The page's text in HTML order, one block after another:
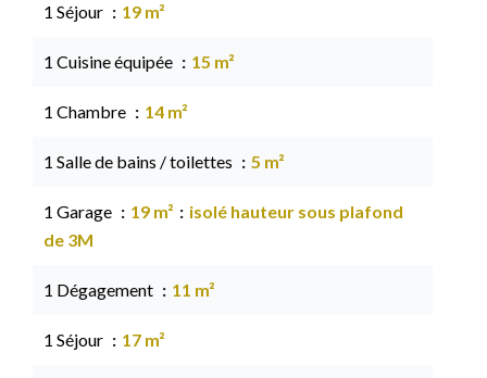
1 Séjour 19 m²
1 Cuisine équipée 15 m²
1 Chambre 14 m²
1 Salle de bains / toilettes 5 m²
1 Garage 19 m²
isolé hauteur sous plafond
de 3M
1 Dégagement 11 m²
1 Séjour 17 m²